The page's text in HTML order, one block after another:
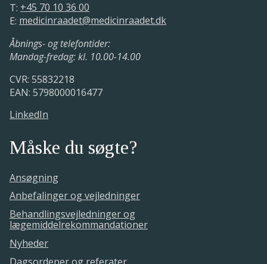
T: +45 70 10 36 00
E: medicinraadet@medicinraadet.dk
Åbnings- og telefontider:
Mandag-fredag: kl. 10.00-14.00
CVR: 55832218
EAN: 5798000016477
LinkedIn
Måske du søgte?
Ansøgning
Anbefalinger og vejledninger
Behandlingsvejledninger og
lægemiddelrekommandationer
Nyheder